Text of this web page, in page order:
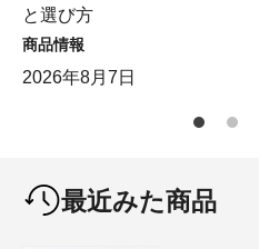
と選び方
商品情報
2026年8月7日
最近みた商品